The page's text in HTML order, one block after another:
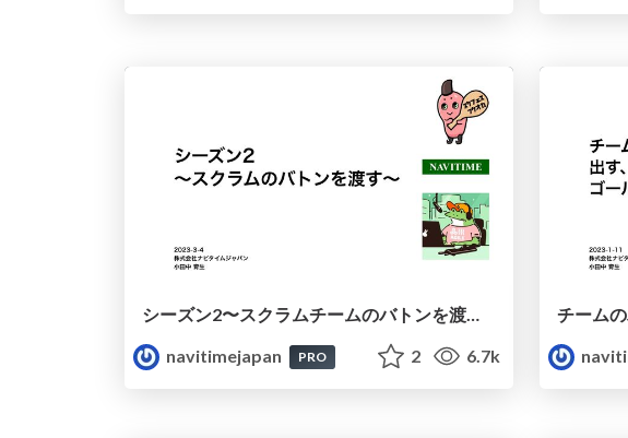
シーズン2〜スクラムチームのバトンを渡す〜 / Season 2 -pass the button of a scrum team-
navitimejapan
PRO 2 6.7k